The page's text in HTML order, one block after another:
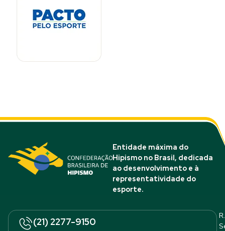
Entidade máxima do
Hipismo no Brasil, dedicada
ao desenvolvimento e à
representatividade do
esporte.
(21) 2277-9150
R.